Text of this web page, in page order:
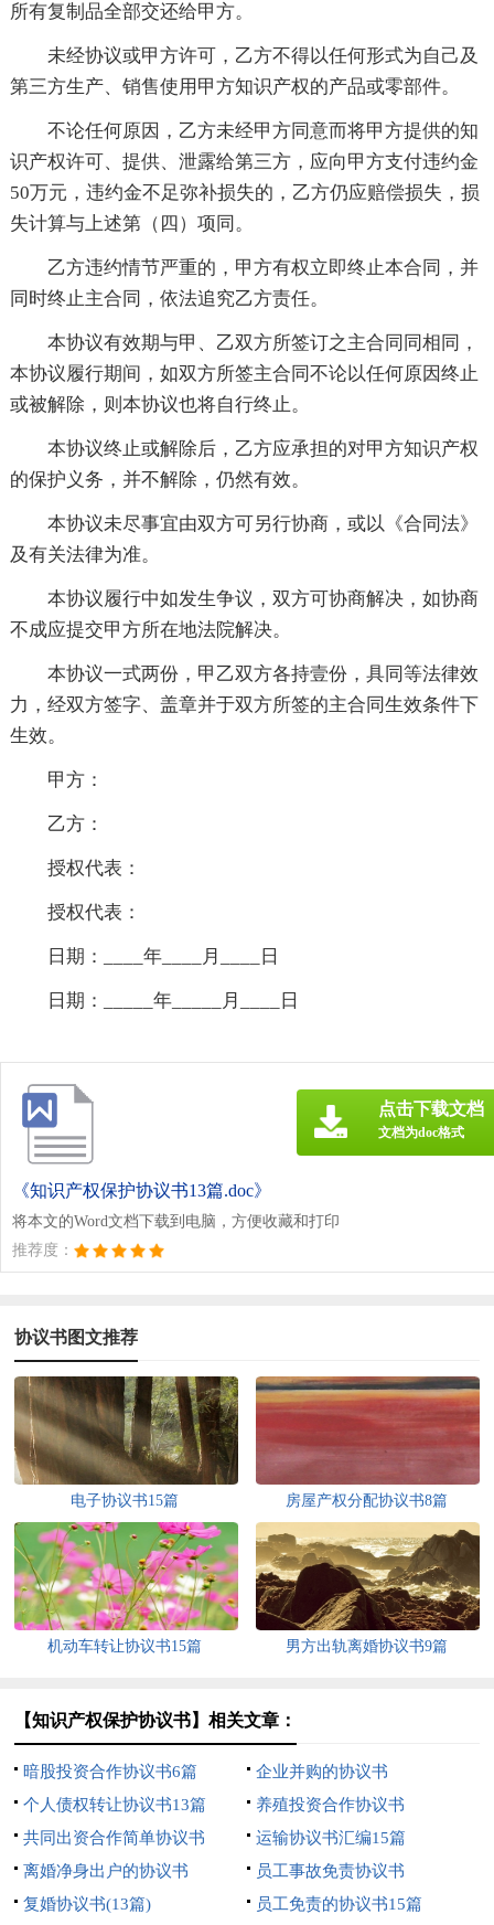
所有复制品全部交还给甲方。
未经协议或甲方许可，乙方不得以任何形式为自己及
第三方生产、销售使用甲方知识产权的产品或零部件。
不论任何原因，乙方未经甲方同意而将甲方提供的知
识产权许可、提供、泄露给第三方，应向甲方支付违约金
50万元，违约金不足弥补损失的，乙方仍应赔偿损失，损
失计算与上述第（四）项同。
乙方违约情节严重的，甲方有权立即终止本合同，并
同时终止主合同，依法追究乙方责任。
本协议有效期与甲、乙双方所签订之主合同同相同，
本协议履行期间，如双方所签主合同不论以任何原因终止
或被解除，则本协议也将自行终止。
本协议终止或解除后，乙方应承担的对甲方知识产权
的保护义务，并不解除，仍然有效。
本协议未尽事宜由双方可另行协商，或以《合同法》
及有关法律为准。
本协议履行中如发生争议，双方可协商解决，如协商
不成应提交甲方所在地法院解决。
本协议一式两份，甲乙双方各持壹份，具同等法律效
力，经双方签字、盖章并于双方所签的主合同生效条件下
生效。
甲方：
乙方：
授权代表：
授权代表：
日期：____年____月____日
日期：_____年_____月____日
《知识产权保护协议书13篇.doc》
将本文的Word文档下载到电脑，方便收藏和打印
推荐度：
点击下载文档
文档为doc格式
协议书图文推荐
电子协议书15篇 房屋产权分配协议书8篇
机动车转让协议书15篇 男方出轨离婚协议书9篇
【知识产权保护协议书】相关文章：
暗股投资合作协议书6篇
企业并购的协议书
个人债权转让协议书13篇
养殖投资合作协议书
共同出资合作简单协议书
运输协议书汇编15篇
离婚净身出户的协议书
员工事故免责协议书
复婚协议书(13篇)
员工免责的协议书15篇